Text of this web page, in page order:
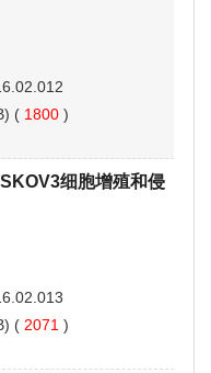
( 1800 )
细胞增殖和侵
( 2071 )